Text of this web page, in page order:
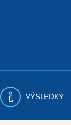
VÝSLEDKY